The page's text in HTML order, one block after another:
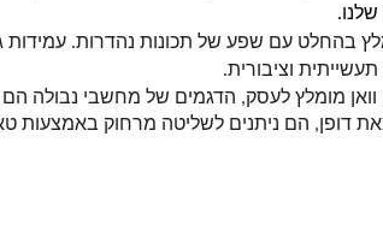
וציבורית.